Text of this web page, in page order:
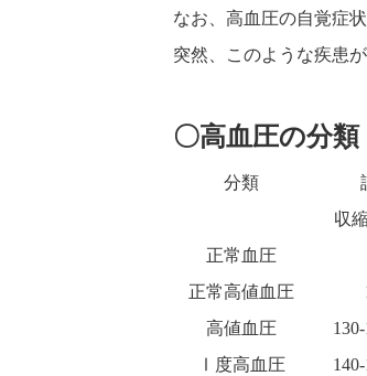
なお、高血圧の自覚症
突然、このような疾患
〇高血圧の分類
分類
収
正常血圧
正常高値血圧
高値血圧
Ⅰ度高血圧